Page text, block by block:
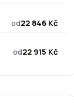
od22 846 Kč
od22 915 Kč